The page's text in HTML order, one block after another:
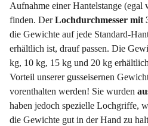
Aufnahme einer Hantelstange (egal
finden. DerLochdurchmesser mit
die Gewichte auf jede Standard-
erhältlich ist, drauf passen. Die
kg, 10 kg, 15 kg und 20 kg
Vorteil unserer gusseisernen
vorenthalten werden! Sie wurden
haben jedoch spezielle Lochgriffe,
die Gewichte gut in der Hand zu